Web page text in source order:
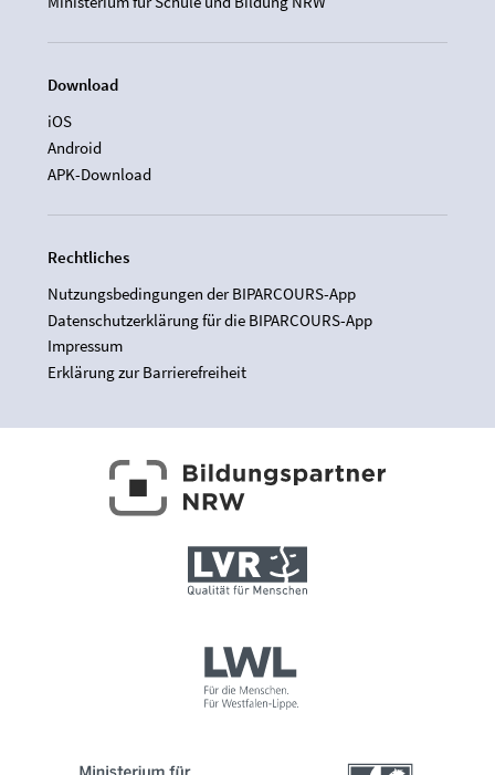
Download
iOS
Android
APK-Download
Rechtliches
Nutzungsbedingungen der BIPARCOURS-App
Datenschutzerklärung für die BIPARCOURS-App
Impressum
Erklärung zur Barrierefreiheit